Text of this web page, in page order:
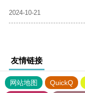
2024-10-21
友情链接
网站地图 QuickQ